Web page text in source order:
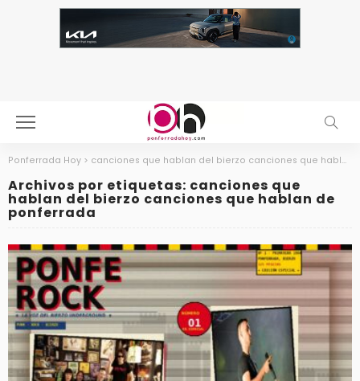
Ponferrada Hoy > canciones que hablan del bierzo canciones que hablan de ponferrada
Archivos por etiquetas: canciones que
hablan del bierzo canciones que hablan de
ponferrada